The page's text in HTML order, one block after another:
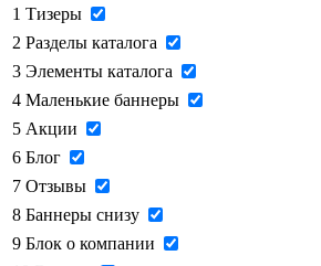
1 Тизеры
2 Разделы каталога
3 Элементы каталога
4 Маленькие баннеры
5 Акции
6 Блог
7 Отзывы
8 Баннеры снизу
9 Блок о компании